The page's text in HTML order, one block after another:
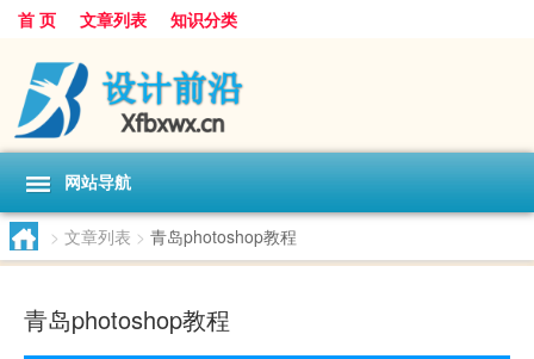
首 页 文章列表 知识分类
网站导航
> 文章列表 > 青岛photoshop教程
青岛photoshop教程